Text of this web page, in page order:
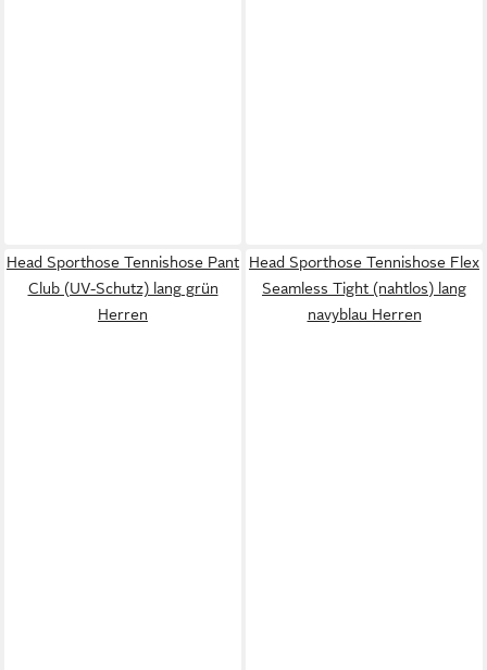
Head Sporthose Tennishose Pant
Club (UV-Schutz) lang grün
Herren
Head Sporthose Tennishose Flex
Seamless Tight (nahtlos) lang
navyblau Herren